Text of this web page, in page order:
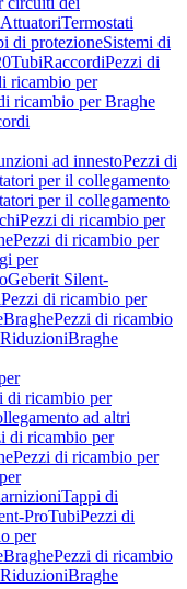
AttuatoriTermostati
di protezioneSistemi di
TubiRaccordiPezzi di
ricambio per
ricambio per Braghe
ad innestoPezzi di
per il collegamento
per il collegamento
Pezzi di ricambio per
Pezzi di ricambio per
per
Geberit Silent-
Pezzi di ricambio per
BraghePezzi di ricambio
Braghe
di ricambio per
ad altri
di ricambio per
Pezzi di ricambio per
Tappi di
ProTubiPezzi di
per
BraghePezzi di ricambio
Braghe